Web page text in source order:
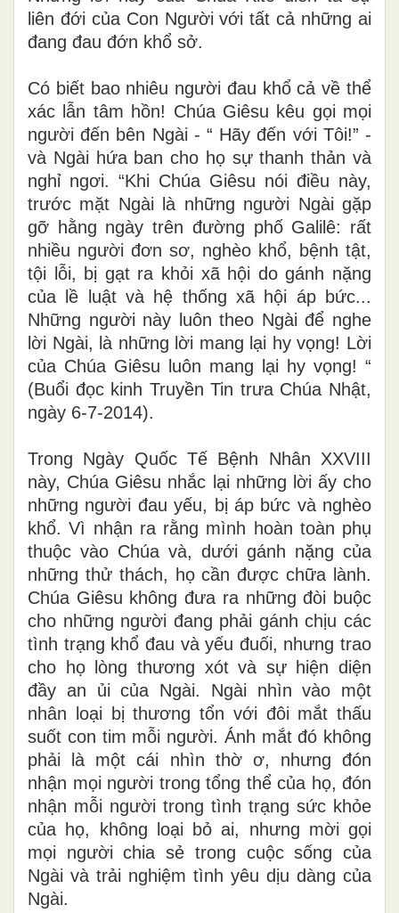
liên đới của Con Người với tất cả những ai
đang đau đớn khổ sở.
Có biết bao nhiêu người đau khổ cả về thể
xác lẫn tâm hồn! Chúa Giêsu kêu gọi mọi
người đến bên Ngài - “ Hãy đến với Tôi!” -
và Ngài hứa ban cho họ sự thanh thản và
nghỉ ngơi. “Khi Chúa Giêsu nói điều này,
trước mặt Ngài là những người Ngài gặp
gỡ hằng ngày trên đường phố Galilê: rất
nhiều người đơn sơ, nghèo khổ, bệnh tật,
tội lỗi, bị gạt ra khỏi xã hội do gánh nặng
của lề luật và hệ thống xã hội áp bức...
Những người này luôn theo Ngài để nghe
lời Ngài, là những lời mang lại hy vọng! Lời
của Chúa Giêsu luôn mang lại hy vọng! “
(Buổi đọc kinh Truyền Tin trưa Chúa Nhật,
ngày 6-7-2014).
Trong Ngày Quốc Tế Bệnh Nhân XXVIII
này, Chúa Giêsu nhắc lại những lời ấy cho
những người đau yếu, bị áp bức và nghèo
khổ. Vì nhận ra rằng mình hoàn toàn phụ
thuộc vào Chúa và, dưới gánh nặng của
những thử thách, họ cần được chữa lành.
Chúa Giêsu không đưa ra những đòi buộc
cho những người đang phải gánh chịu các
tình trạng khổ đau và yếu đuối, nhưng trao
cho họ lòng thương xót và sự hiện diện
đầy an ủi của Ngài. Ngài nhìn vào một
nhân loại bị thương tổn với đôi mắt thấu
suốt con tim mỗi người. Ánh mắt đó không
phải là một cái nhìn thờ ơ, nhưng đón
nhận mọi người trong tổng thể của họ, đón
nhận mỗi người trong tình trạng sức khỏe
của họ, không loại bỏ ai, nhưng mời gọi
mọi người chia sẻ trong cuộc sống của
Ngài và trải nghiệm tình yêu dịu dàng của
Ngài.